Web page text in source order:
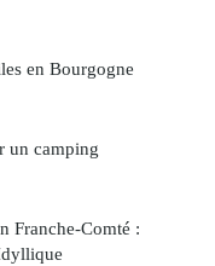
en Bourgogne
un camping
Franche-Comté :